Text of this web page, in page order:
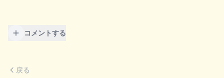
コメントする
戻る